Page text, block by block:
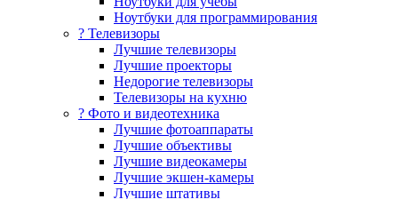
Ноутбуки для программирования
? Телевизоры
Лучшие телевизоры
Лучшие проекторы
Недорогие телевизоры
Телевизоры на кухню
? Фото и видеотехника
Лучшие фотоаппараты
Лучшие объективы
Лучшие видеокамеры
Лучшие экшен-камеры
Лучшие штативы